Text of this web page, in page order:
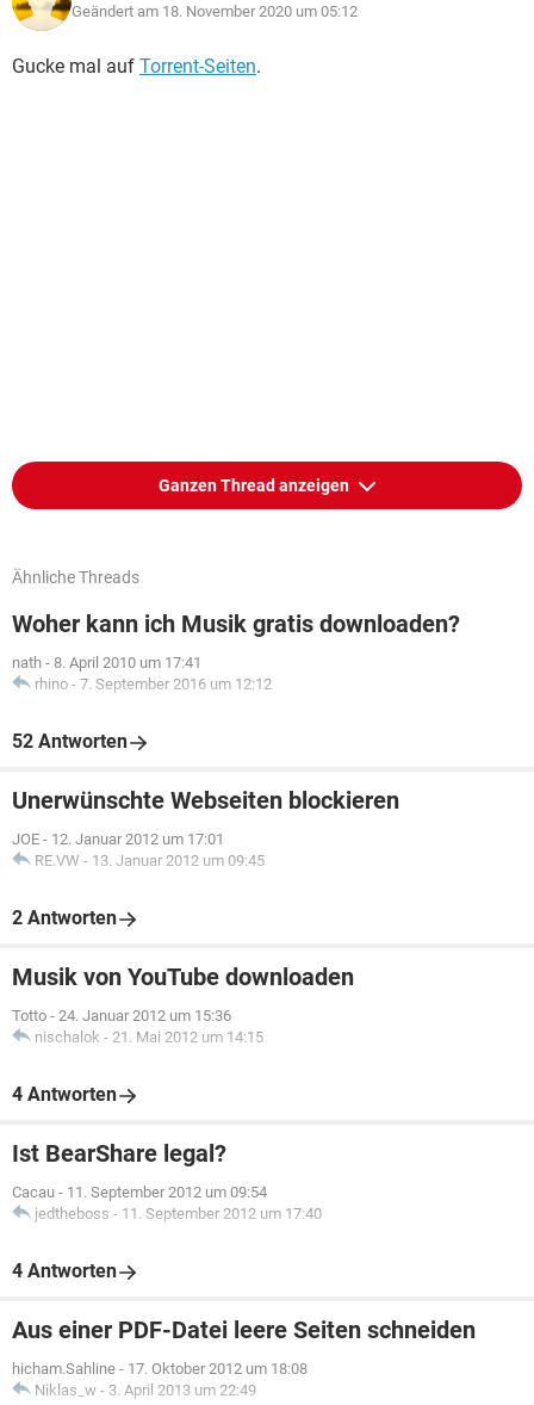
Geändert am 18. November 2020 um 05:12
Gucke mal auf Torrent-Seiten.
Ganzen Thread anzeigen
Ähnliche Threads
Woher kann ich Musik gratis downloaden?
nath - 8. April 2010 um 17:41
rhino - 7. September 2016 um 12:12
52 Antworten
Unerwünschte Webseiten blockieren
JOE - 12. Januar 2012 um 17:01
RE.VW - 13. Januar 2012 um 09:45
2 Antworten
Musik von YouTube downloaden
Totto - 24. Januar 2012 um 15:36
nischalok - 21. Mai 2012 um 14:15
4 Antworten
Ist BearShare legal?
Cacau - 11. September 2012 um 09:54
jedtheboss - 11. September 2012 um 17:40
4 Antworten
Aus einer PDF-Datei leere Seiten schneiden
hicham.Sahline - 17. Oktober 2012 um 18:08
Niklas_w - 3. April 2013 um 22:49